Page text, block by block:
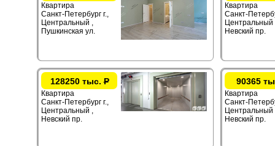
Квартира
Санкт-Петербург г.,
Центральный ,
Пушкинская ул.
Квартира
Санкт-
Центральный
Невский пр.
128250 тыс.Р
Квартира
Санкт-Петербург г.,
Центральный ,
Невский пр.
90365
Квартира
Санкт-
Центральный
Невский пр.